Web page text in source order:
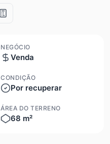
NEGÓCIO
Venda
CONDIÇÃO
Por recuperar
ÁREA DO TERRENO
68 m²